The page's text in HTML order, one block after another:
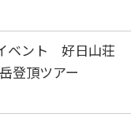
ベント 好日山荘
登頂ツアー